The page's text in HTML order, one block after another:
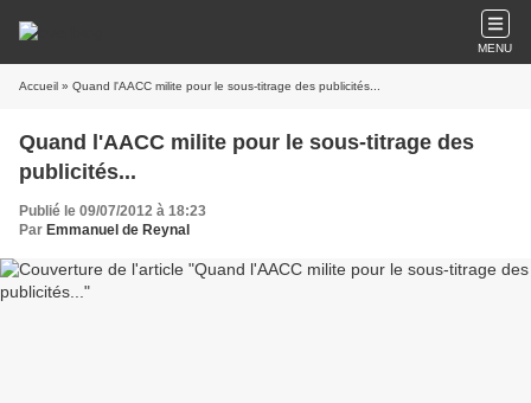
MENU
Accueil » Quand l'AACC milite pour le sous-titrage des publicités...
Quand l'AACC milite pour le sous-titrage des
publicités...
Publié le 09/07/2012 à 18:23
Par Emmanuel de Reynal